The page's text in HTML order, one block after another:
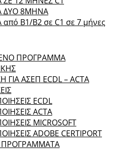
ΔΥΟ 8ΜΗΝΑ
από B1/B2 σε C1 σε 7 μήνες
ΠΡΟΓΡΑΜΜΑ
ΑΣΕΠ ECDL – ACTA
ECDL
ACTA
MICROSOFT
ADOBE CERTIPORT
ΠΡΟΓΡΑΜΜΑΤΑ